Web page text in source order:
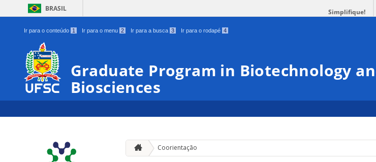
BRASIL Simplifique!
Ir para o conteúdo 1 Ir para o menu 2 Ir para a busca 3 Ir para o rodapé 4
Graduate Program in Biotechnology
Biosciences
Coorientação